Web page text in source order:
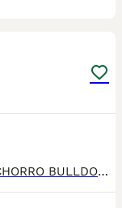
📲Laura 677983742 - 613283995 🤍*CACHORRO BULLDOG FRANCES*🤍 ¿Buscas un nuevo compañero para tu hogar? ❤️ Tenemos preciosos cachorros listos para encontrar una familia responsable. ✅ Vacunados ✅ Desparasitados ✅ Cartilla sanitaria ✅ Garantías incluidas ✅ Máxima atención y cuidado Se hacen envíos a toda España: Andalucía: Almería, Cádiz, Córdoba, Granada, Huelva, Jaén, Málaga, Sevilla.Aragón: Huesca, Teruel, Zaragoza.Asturias: Oviedo.Baleares: Palma.Canarias: Las Palmas de Gran Canaria, Santa Cruz de Tenerife.Cantabria: Santander.Castilla-La Mancha: Albacete, Ciudad Real, Cuenca, Guadalajara, Toledo.Castilla y León: Ávila, Burgos, León, Palencia, Salamanca, Segovia, Soria, Valladolid, Zamora.Cataluña: Barcelona, Gerona (Girona), Lérida (Lleida), Tarragona.Comunidad Valenciana: Alicante, Castellón de la Plana, Valencia.Extremadura: Badajoz, Cáceres.Galicia: La Coruña (A Coruña), Lugo, Orense (Ourense), Pontevedra.La Rioja: Logroño.Madrid: Madrid.Murcia: Murcia.Navarra: Pamplona.País Vasco: Bilbao (Vizcaya), San Sebastián (Guipúzcoa), Vitoria (Álava). 🐾 Cachorros sanos, sociables y criados con mucho cariño. 📲 ¡Pregunta sin compromiso por disponibilidad, fotos y precios por mensaje privado!